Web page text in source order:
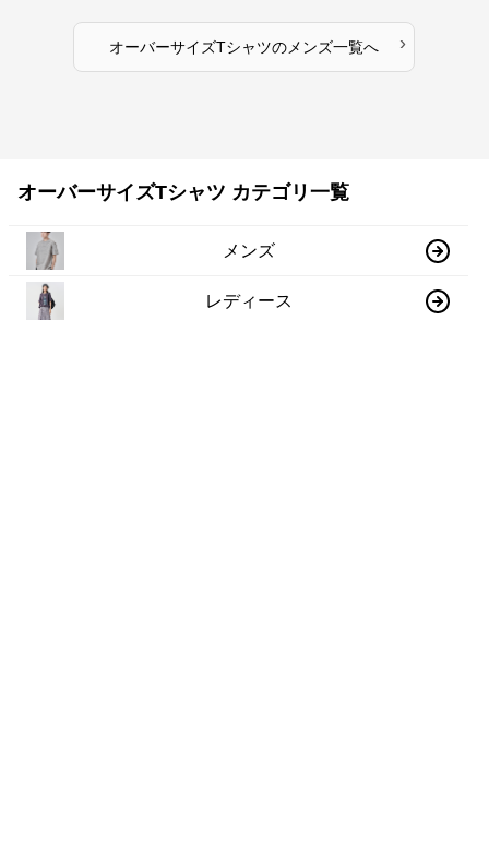
オーバーサイズTシャツの メンズ一覧へ ›
オーバーサイズTシャツ カテゴリ一覧
メンズ
レディース